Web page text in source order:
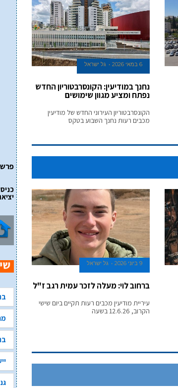
6 במאי 2026 גל ישראל
נחנך במודיעין: הקונסרבטוריון החדש
נפתח ומציע מגוון שימושים
הקונסרבטוריון העירוני החדש של מודיעין
מכבים רעות נחנך השבוע בטקס
9 ביוני 2026 גל ישראל
ברחוב לוי: מעלה לזכר עמית רגב ז"ל
עיריית מודיעין מכבים רעות תקיים ביום שישי
הקרוב, 12.6.26 בשעה